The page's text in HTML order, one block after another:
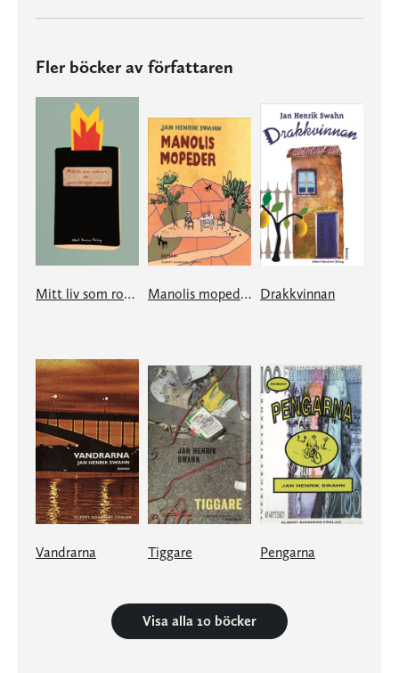
Fler böcker av författaren
Mitt liv som roman Manolis mopeder Drakkvinnan
Vandrarna Tiggare Pengarna
Visa alla 10 böcker